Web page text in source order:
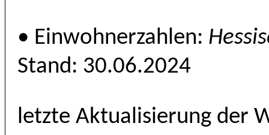
• Einwohnerzahlen:
Stand: 30.06.2024
letzte Aktualisierung der